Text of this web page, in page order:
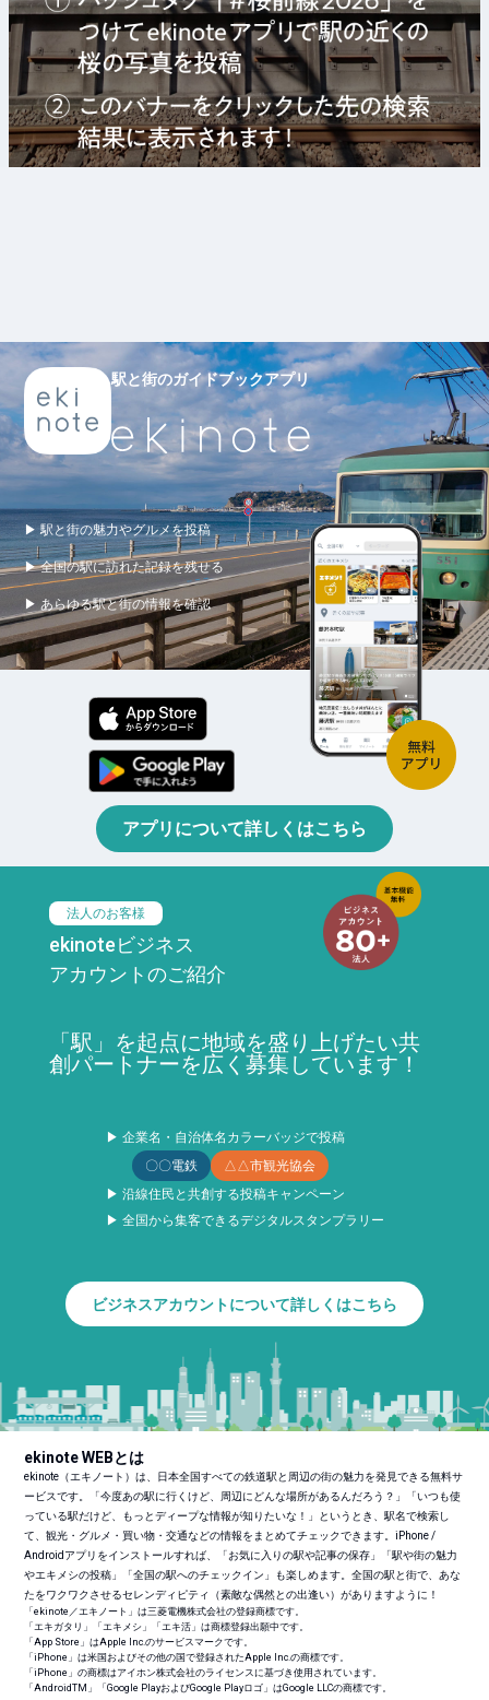
駅と街のガイドブックアプリ
▶ 駅と街の魅力やグルメを投稿
▶ 全国の駅に訪れた記録を残せる
▶ あらゆる駅と街の情報を確認
アプリについて詳しくはこちら
法人のお客様
ekinoteビジネス
アカウントのご紹介
「駅」を起点に地域を盛り上げたい共
創パートナーを広く募集しています！
▶ 企業名・自治体名カラーバッジで投稿
〇〇電鉄
△△市観光協会
▶ 沿線住民と共創する投稿キャンペーン
▶ 全国から集客できるデジタルスタンプラリー
ビジネスアカウントについて詳しくはこちら
ekinote WEBとは
ekinote（エキノート）は、日本全国すべての鉄道駅と周辺の街の魅力を発見できる無料サ
ービスです。「今度あの駅に行くけど、周辺にどんな場所があるんだろう？」「いつも使
っている駅だけど、もっとディープな情報が知りたいな！」というとき、駅名で検索し
て、観光・グルメ・買い物・交通などの情報をまとめてチェックできます。iPhone /
Androidアプリをインストールすれば、「お気に入りの駅や記事の保存」「駅や街の魅力
やエキメシの投稿」「全国の駅へのチェックイン」も楽しめます。全国の駅と街で、あな
たをワクワクさせるセレンディピティ（素敵な偶然との出逢い）がありますように！
「ekinote／エキノート」は三菱電機株式会社の登録商標です。
「エキガタリ」「エキメシ」「エキ活」は商標登録出願中です。
「App Store」はApple Inc.のサービスマークです。
「iPhone」は米国およびその他の国で登録されたApple Inc.の商標です。
「iPhone」の商標はアイホン株式会社のライセンスに基づき使用されています。
「AndroidTM 」「Google PlayおよびGoogle Playロゴ」はGoogle LLCの商標です。